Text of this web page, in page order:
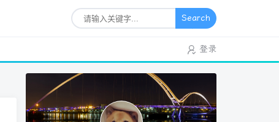
Search
登录